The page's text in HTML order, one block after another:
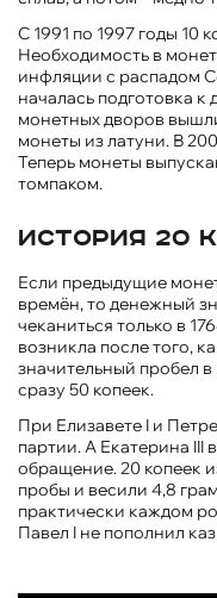
С 1991 по 1997 годы 10
Необходимость в
инфляции с распадом
началась подготовка
монетных дворов
монеты из латуни. В
Теперь монеты
томпаком.
История 20
Если предыдущие
времён, то денежный
чеканиться только в
возникла после того,
значительный пробел
сразу 50 копеек.
При Елизавете I и
партии. А Екатерина III
обращение. 20 копеек
пробы и весили 4,8
практически каждом
Павел I не пополнил